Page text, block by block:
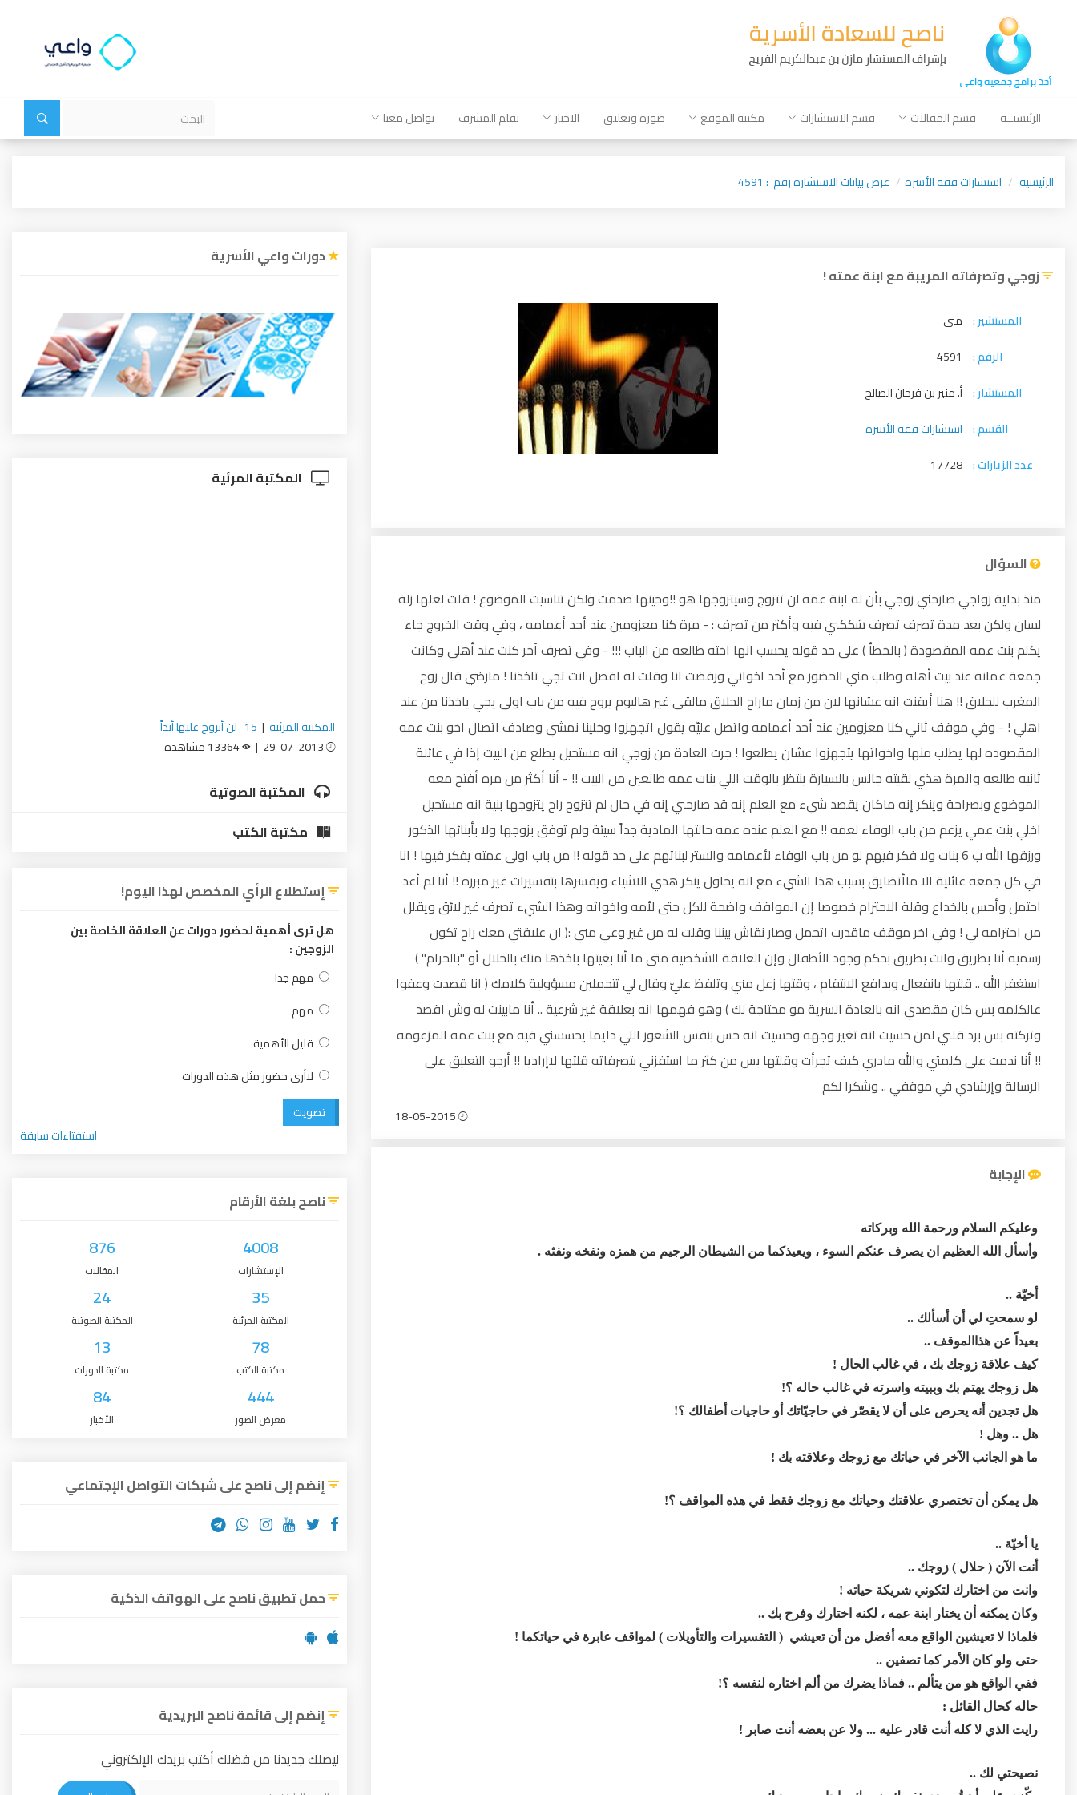
الرئيسيــة قسم المقالات قسم الاستشارات مكتبة الموقع صورة وتعليق الاخبار بقلم المشرف تواصل معنا
الرئيسية استشارات فقه الأسرة عرض بيانات الاستشارة رقم : 4591
زوجي وتصرفاته المريبة مع ابنة عمته !
المستشير : منى
الرقم :
4591
المستشار : أ. منير بن فرحان الصالح
القسم : استشارات فقه الأسرة
عدد الزيارات : 17728
السؤال
منذ بداية زواجي صارحني زوجي بأن له ابنة عمه لن تتزوج وسيتزوجها هو !!وحينها صدمت ولكن تناسيت الموضوع ! قلت لعلها زلة
لسان ولكن بعد مدة تصرف تصرف شككني فيه وأكثر من تصرف : - مرة كنا معزومين عند أحد أعمامه ، وفي وقت الخروج جاء
يكلم بنت عمه المقصودة ( بالخطأ ) على حد قوله يحسب انها اخته طالعه من الباب !!! - وفي تصرف آخر كنت عند أهلي وكانت
جمعة عمانه عند بيت أهله وطلب مني الحضور مع أحد اخواني ورفضت انا وقلت له افضل انت تجي تاخذنا ! مارضي قال روح
المغرب للحلاق !! هنا أيقنت انه عشانها لان من زمان ماراح الحلاق مالقى غير هاليوم يروح فيه من باب اولى يجي ياخذنا من عند
اهلي ! - وفي موقف ثاني كنا معزومين عند أحد أعمامه واتصل عليّه يقول اتجهزوا وخلينا نمشي وصادف اتصال اخو بنت عمه
المقصوده لها يطلب منها واخواتها يتجهزوا عشان يطلعوا ! جرت العادة من زوجي انه مستحيل يطلع من البيت إذا في عائلة
ثانيه طالعه والمرة هذي لقيته جالس بالسيارة ينتظر بالوقت اللي بنات عمه طالعين من البيت !! - أنا أكثر من مره أفتح معه
الموضوع وبصراحة وينكر إنه ماكان يقصد شيء مع العلم إنه قد صارحني إنه في حال لم تتزوج راح يتزوجها بنية انه مستحيل
اخلي بنت عمي يزعم من باب الوفاء لعمه !! مع العلم عنده عمه حالتها المادية جداً سيئة ولم توفق بزوجها ولا بأبنائها الذكور
ورزقها الله ب 6 بنات ولا فكر فيهم لو من باب الوفاء لأعمامه والستر لبناتهم على حد قوله !! من باب اولى عمته يفكر فيها ! انا
في كل جمعه عائلية الا ماأتضايق بسبب هذا الشيء مع انه يحاول ينكر هذي الاشياء ويفسرها بتفسيرات غير مبرره !! أنا لم أعد
احتمل وأحس بالخداع وقلة الاحترام خصوصا إن المواقف واضحة للكل حتى لأمه واخواته وهذا الشيء تصرف غير لائق ويقلل
من احترامه لي ! وفي اخر موقف ماقدرت اتحمل وصار نقاش بيننا وقلت له من غير وعي مني :( ان علاقتي معك راح تكون
رسميه أنا بطريق وانت بطريق بحكم وجود الأطفال وإن العلاقة الشخصية متى ما أنا بغيتها باخذها منك بالحلال أو "بالحرام" )
استغفر الله .. قلتها بانفعال وبدافع الانتقام ، وقتها زعل مني وتلفظ عليّ وقال لي تتحملين مسؤولية كلامك ( انا قصدت وعفوا
عالكلمه بس كان مقصدي انه بالعادة السرية مو محتاجة لك ) وهو فهمها انه بعلاقة غير شرعية .. أنا مابينت له وش اقصد
وتركته بس برد قلبي لمن حسيت انه تغير وجهه وحسيت انه حس بنفس الشعور اللي دايما يحسسني فيه مع بنت عمه المزعومه
!! أنا ندمت على كلمتي والله مادري كيف تجرأت وقلتها بس من كثر ما استفزني بتصرفاته قلتها لاإراديا !! أرجو التعليق على
الرسالة وإرشادي في موقفي .. وشكرا لكم
الإجابة
وعليكم السلام ورحمة الله وبركاته
وأسأل الله العظيم ان يصرف عنكم السوء ، ويعيذكما من الشيطان الرجيم من همزه ونفخه ونفثه .
أخيّة ..
لو سمحتِ لي أن أسألك ..
بعيداً عن هذاالموقف ..
كيف علاقة زوجك بك ، في غالب الحال !
هل زوجك يهتم بك وببيته واسرته في غالب حاله ؟!
هل تجدين أنه يحرص على أن لا يقصّر في حاجيّاتك أو حاجيات أطفالك ؟!
هل .. وهل !
ما هو الجانب الآخر في حياتك مع زوجك وعلاقته بك !
هل يمكن أن تختصري علاقتك وحياتك مع زوجك فقط في هذه المواقف ؟!
يا أخيّة ..
أنت الآن ( حلال ) زوجك ..
وانت من اختارك لتكوني شريكة حياته !
وكان يمكنه أن يختار ابنة عمه ، لكنه اختارك وفرح بك ..
فلماذا لا تعيشين الواقع معه أفضل من أن تعيشي ( التفسيرات والتأويلات ) لمواقف عابرة في حياتكما !
حتى ولو كان الأمر كما تصفين ..
ففي الواقع هو من يتألم .. فماذا يضرك من ألم اختاره لنفسه ؟!
حاله كحال القائل :
رايت الذي لا كله أنت قادر عليه ... ولا عن بعضه أنت صابر !
نصيحتي لك ..
دورات واعي الأسرية
المكتبة المرئية
المكتبة المرئية | 15- لن أتزوج عليها أبداً
المكتبة الصوتية
مكتبة الكتب
إستطلاع الرأي المخصص لهذا اليوم!
هل ترى أهمية لحضور دورات عن العلاقة الخاصة بين
الزوجين :
مهم جدا
مهم
قليل الأهمية
لاأرى حضور مثل هذه الدورات
تصويت
استفتاءات سابقة
ناصح بلغة الأرقام
4008
الإستشارات
876
المقالات
35
المكتبة المرئية
24
المكتبة الصوتية
78
مكتبة الكتب
13
مكتبة الدورات
444
معرض الصور
84
الأخبار
إنضم إلى ناصح على شبكات التواصل الإجتماعي
حمل تطبيق ناصح على الهواتف الذكية
إنضم إلى قائمة ناصح البريدية
ليصلك جديدنا من فضلك أكتب بريدك الإلكتروني